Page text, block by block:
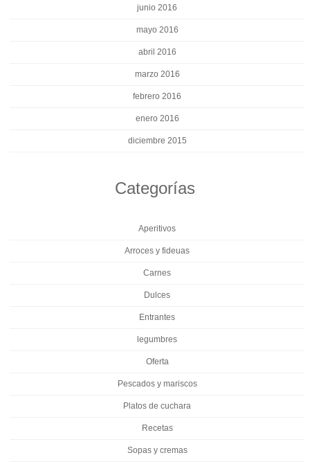
junio 2016
mayo 2016
abril 2016
marzo 2016
febrero 2016
enero 2016
diciembre 2015
Categorías
Aperitivos
Arroces y fideuas
Carnes
Dulces
Entrantes
legumbres
Oferta
Pescados y mariscos
Platos de cuchara
Recetas
Sopas y cremas